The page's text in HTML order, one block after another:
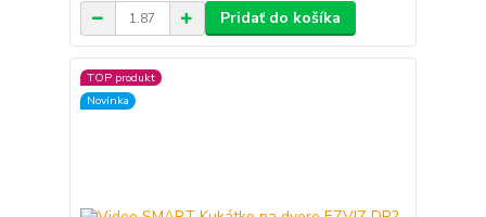
Pridať do košíka
TOP produkt
Novinka